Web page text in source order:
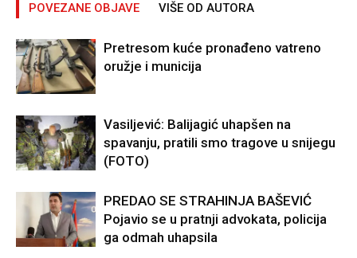
POVEZANE OBJAVE VIŠE OD AUTORA
Pretresom kuće pronađeno vatreno
oružje i municija
Vasiljević: Balijagić uhapšen na
spavanju, pratili smo tragove u snijegu
(FOTO)
PREDAO SE STRAHINJA BAŠEVIĆ
Pojavio se u pratnji advokata, policija
ga odmah uhapsila